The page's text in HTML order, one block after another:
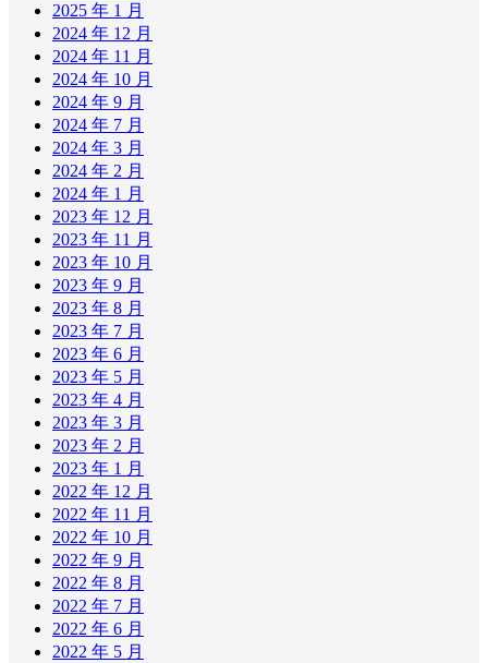
2025 年 1 月
2024 年 12 月
2024 年 11 月
2024 年 10 月
2024 年 9 月
2024 年 7 月
2024 年 3 月
2024 年 2 月
2024 年 1 月
2023 年 12 月
2023 年 11 月
2023 年 10 月
2023 年 9 月
2023 年 8 月
2023 年 7 月
2023 年 6 月
2023 年 5 月
2023 年 4 月
2023 年 3 月
2023 年 2 月
2023 年 1 月
2022 年 12 月
2022 年 11 月
2022 年 10 月
2022 年 9 月
2022 年 8 月
2022 年 7 月
2022 年 6 月
2022 年 5 月